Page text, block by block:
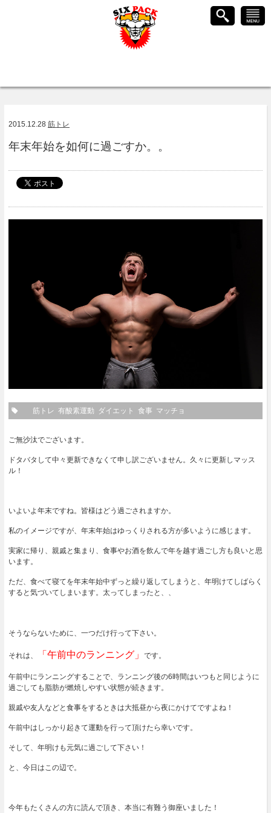
2015.12.28 筋トレ
年末年始を如何に過ごすか。。
筋トレ 有酸素運動 ダイエット 食事 マッチョ
ご無沙汰でございます。
ドタバタして中々更新できなくて申し訳ございません。久々に更新しマッス
ル！
いよいよ年末ですね。皆様はどう過ごされますか。
私のイメージですが、年末年始はゆっくりされる方が多いように感じます。
実家に帰り、親戚と集まり、食事やお酒を飲んで年を越す過ごし方も良いと思
います。
ただ、食べて寝てを年末年始中ずっと繰り返してしまうと、年明けてしばらく
すると気づいてしまいます。 太ってしまったと、、
そうならないために、一つだけ行って下さい。
それは、 「午前中のランニング」 です。
午前中にランニングすることで、ランニング後の6時間はいつもと同じように
過ごしても脂肪が燃焼しやすい状態が続きます。
親戚や友人などと食事をするときは大抵昼から夜にかけてですよね！
午前中はしっかり起きて運動を行って頂けたら幸いです。
そして、年明けも元気に過ごして下さい！
と、今日はこの辺で。
今年もたくさんの方に読んで頂き、本当に有難う御座いました！